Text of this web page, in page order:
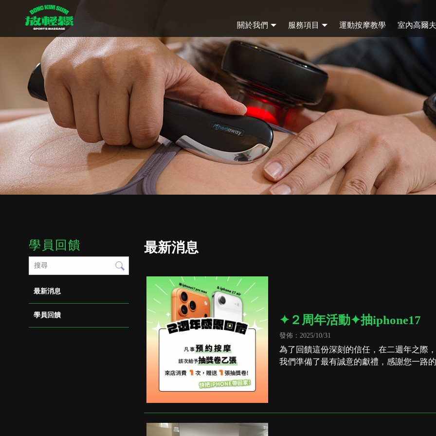
關於我們 服務項目 運動按摩教學 室內高爾夫
學員回饋
最新消息
學員回饋
最新消息
✦２周年活動✦抽iphone17
發佈：2025/10/31
為了回饋這份深刻的信任，在二週年之際，
我們準備了最有誠意的獻禮，感謝您一路的